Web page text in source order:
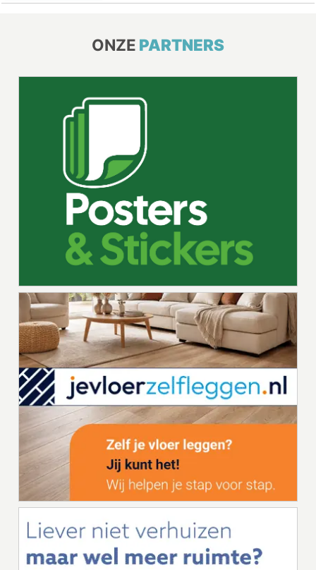
ONZE PARTNERS